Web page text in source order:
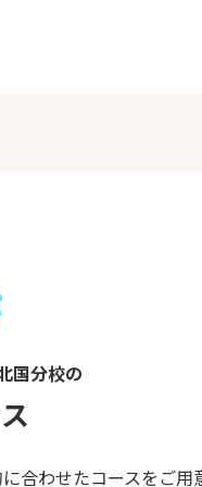
国分校の
合わせたコースをご用